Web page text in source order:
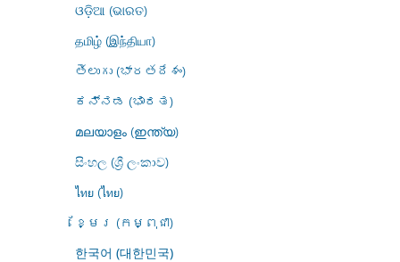
ଓଡ଼ିଆ (ଭାରତ)
தமிழ் (இந்தியா)
తెలుగు (భారతదేశం)
ಕನ್ನಡ (ಭಾರತ)
മലയാളം (ഇന്ത്യ)
සිංහල (ශ්‍රී ලංකාව)
ไทย (ไทย)
ខ្មែរ (កម្ពុជា)
한국어 (대한민국)